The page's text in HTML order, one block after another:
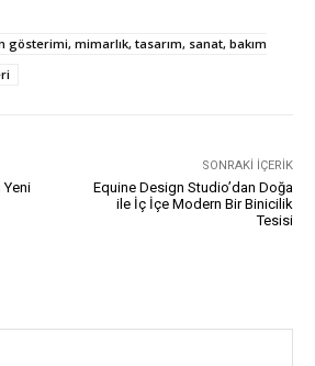
gösterimi, mimarlık, tasarım, sanat, bakım
Yeni
SONRAKI İÇERIK
Equine Design Studio’dan Doğa
ile İç İçe Modern Bir Binicilik
Tesisi